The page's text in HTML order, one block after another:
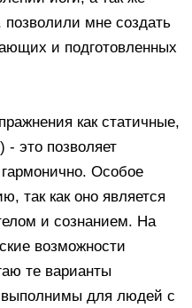
мне создать
и подготовленных
как статичные,
это позволяет
Особое
так как оно является
и сознанием. На
возможности
те варианты
выполнимы для людей с